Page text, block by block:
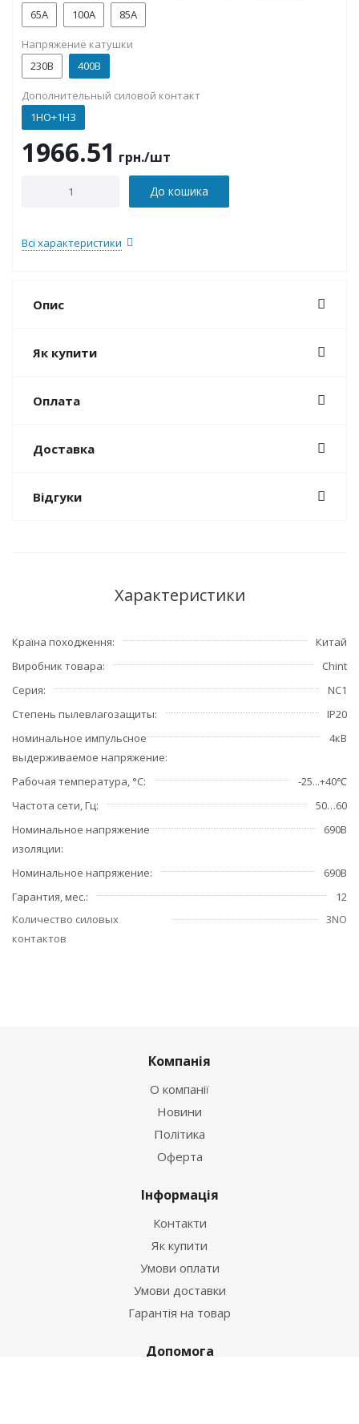
65A 100А 85A
Напряжение катушки
230В
400В
Дополнительный силовой контакт
1НО+1НЗ
1966.51 грн./шт
До кошика
Всі характеристики
Опис
Як купити
Оплата
Доставка
Відгуки
Характеристики
Країна походження
Китай
Виробник товара
Chint
Серия
NC1
Степень пылевлагозащиты
IP20
номинальное импульсное
выдерживаемое напряжение
4кВ
Рабочая температура, °С
-25...+40℃
Частота сети, Гц
50…60
Номинальное напряжение
изоляции
690В
Номинальное напряжение
690В
Гарантия, мес.
12
Количество силовых
контактов
3NO
Компанія
О компанії
Новини
Політика
Оферта
Інформація
Контакти
Як купити
Умови оплати
Умови доставки
Гарантія на товар
Допомога